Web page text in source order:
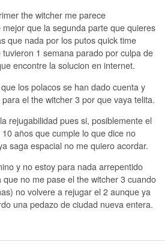
the witcher me parece
que la segunda parte que quieres
que nada por los putos quick time
1 semana parado por culpa de
encontre la solucion en internet.
los polacos se han dado cuenta y
el the witcher 3 por que vaya telita.
rejugabilidad pues si, posiblemente el
años que cumple lo que dice no
saga espacial no me quiero acordar.
y no estoy para nada arrepentido
que no me pase el the witcher 3 cuando
no volvere a rejugar el 2 aunque ya
una pedazo de ciudad nueva entera.